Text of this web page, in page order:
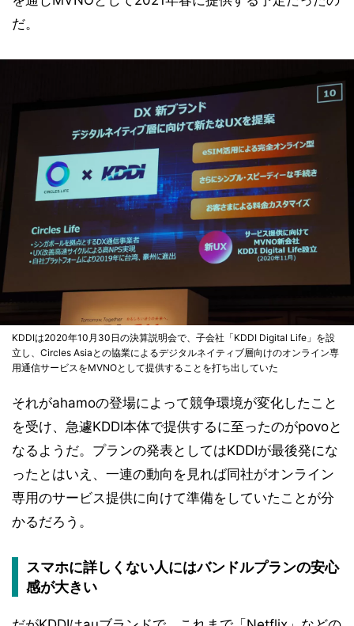
だ。
KDDIは2020年10月30日の決算説明会で、子会社「KDDI Digital Life」を設
立し、Circles Asiaとの協業によるデジタルネイティブ層向けのオンライン専
用通信サービスをMVNOとして提供することを打ち出していた
それがahamoの登場によって競争環境が変化したこと
を受け、急遽KDDI本体で提供するに至ったのがpovoと
なるようだ。プランの発表としてはKDDIが最後発にな
ったとはいえ、一連の動向を見れば同社がオンライン
専用のサービス提供に向けて準備をしていたことが分
かるだろう。
スマホに詳しくない人にはバンドルプランの安心
感が大きい